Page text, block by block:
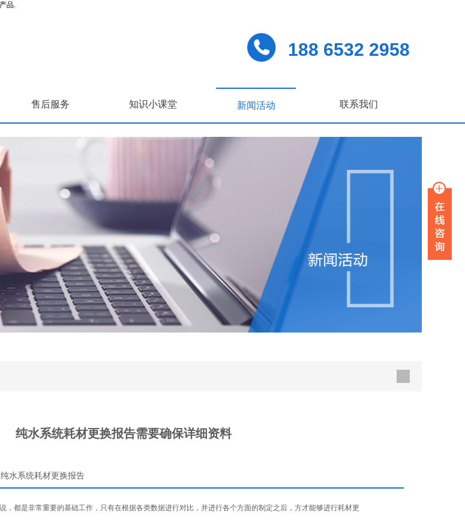
品.
188 6532 2958
售后服务 知识小课堂 新闻活动 联系我们
纯水系统耗材更换报告需要确保详细资料
水系统耗材更换报告
，都是非常重要的基础工作，只有在根据各类数据进行对比，并进行各个方面的制定之后，方才能够进行耗材更